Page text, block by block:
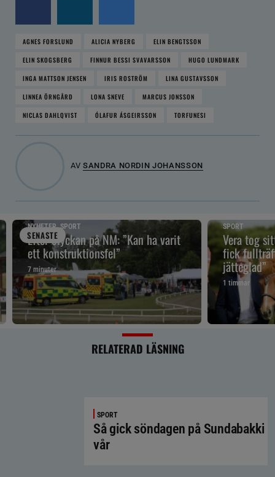
AGNES FORSLUND ALICIA NYBERG
ELIN BENGTSSON
ELIN SKOGSBERG
FINNUR BESSI SVAVARSSON
HUGO LUNDMARK
INGA MATTSON JENSEN
IRIS ROSTRÖM
LINA GUSTAVSSON
LINNEA ÖRNGÅRD
LONA SNEVE
MARCUS JONSSON
NICLAS DAHLQVIST
ÓLAFUR ÁSGEIRSSON TORFUNESI
AV SANDRA NORDIN JOHANSSON
SENASTE
NYHETER, SPORT
Efter olyckan på NM: ”Kan ha varit
ett konstruktionsfel”
7 minuter
SPORT
Vera tog
fick
jätteglad”
1 timmar
RELATERAD LÄSNING
SPORT
Så gick söndagen på Sundabakki
vår